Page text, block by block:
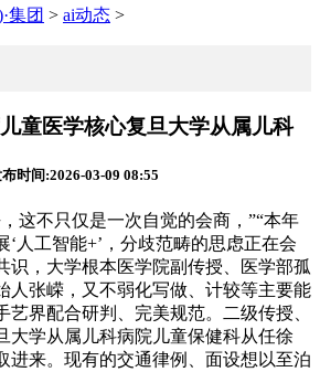
集团 > ai动态 >
童医学核心复旦大学从属儿科
布时间:2026-03-09 08:55
不只仅是一次自觉的会商，”“本年
‘人工智能+’，分歧范畴的思虑正在会
识，大学根本医学院副传授、医学部孤
人张嵘，又不弱化写做、计较等主要能
艺界配合研判、完美规范。二级传授、
大学从属儿科病院儿童保健科从任徐
进来。现有的交通律例、面设想以至泊